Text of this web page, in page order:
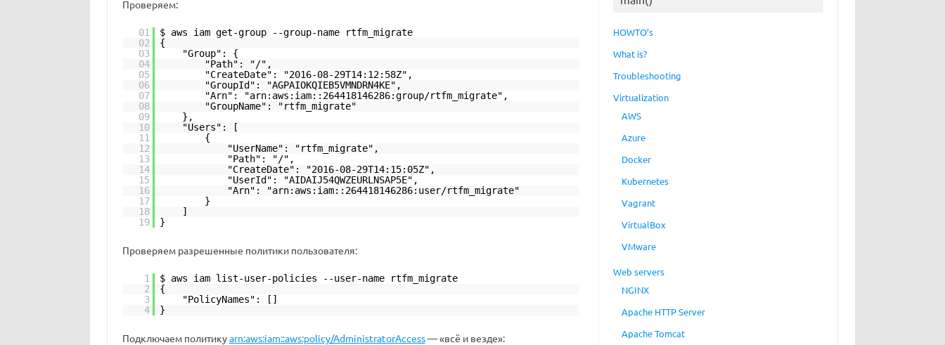
Проверяем:
01
$ aws iam get-group --group-name rtfm_migrate
02
{
03
"Group": {
04
"Path": "/",
05
"CreateDate": "2016-08-29T14:12:58Z",
06
"GroupId": "AGPAIOKQIEB5VMNDRN4KE",
07
"Arn": "arn:aws:iam::264418146286:group/rtfm_migrate",
08
"GroupName": "rtfm_migrate"
09
},
10
"Users": [
11
{
12
"UserName": "rtfm_migrate",
13
"Path": "/",
14
"CreateDate": "2016-08-29T14:15:05Z",
15
"UserId": "AIDAIJ54QWZEURLNSAP5E",
16
"Arn": "arn:aws:iam::264418146286:user/rtfm_migrate"
17
}
18
]
19
}
Проверяем разрешенные политики пользователя:
1
$ aws iam list-user-policies --user-name rtfm_migrate
2
{
3
"PolicyNames": []
4
}
Подключаем политикуarn:aws:iam::aws:policy/AdministratorAccess— «всё и везде»:
HOWTO’s
What is?
Troubleshooting
Virtualization
AWS
Azure
Docker
Kubernetes
Vagrant
VirtualBox
VMware
Web servers
NGINX
Apache HTTP Server
Apache Tomcat